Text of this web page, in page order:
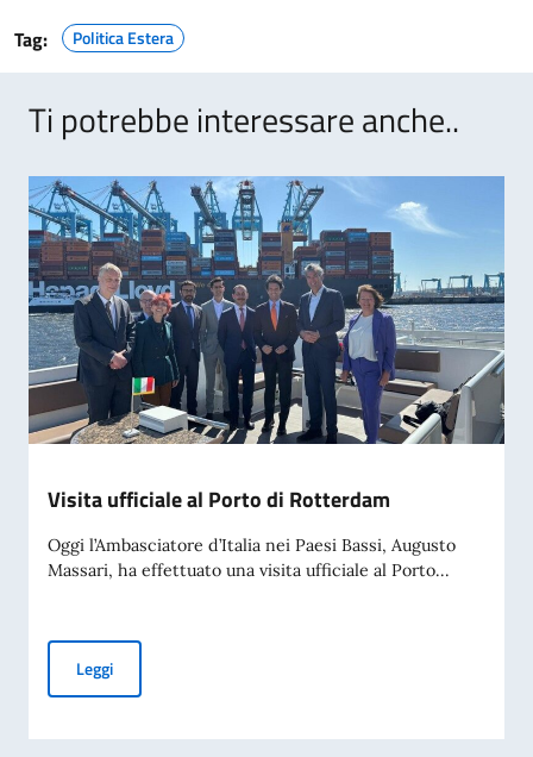
Tag: Politica Estera
Ti potrebbe interessare anche..
Visita ufficiale al Porto di Rotterdam
Oggi l’Ambasciatore d’Italia nei Paesi Bassi, Augusto
Massari, ha effettuato una visita ufficiale al Porto...
LeggiVisita ufficiale al Porto di Rotterdam